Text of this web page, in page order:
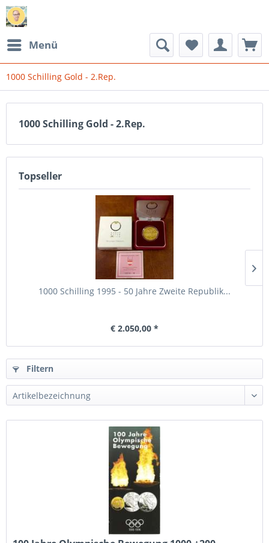
Menü
1000 Schilling Gold - 2.Rep.
1000 Schilling Gold - 2.Rep.
Topseller
1000 Schilling 1995 - 50 Jahre Zweite Republik...
€ 2.050,00 *
Filtern